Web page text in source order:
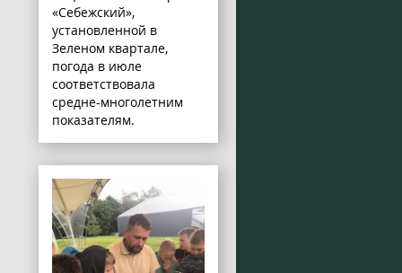
«Себежский»,
установленной в
Зеленом квартале,
погода в июле
соответствовала
средне-многолетним
показателям.